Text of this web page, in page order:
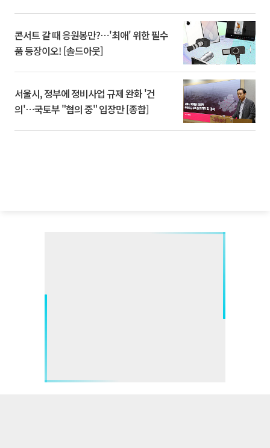
콘서트 갈 때 응원봉만?⋯'최애' 위한 필수
품 등장이오! [솔드아웃]
서울시, 정부에 정비사업 규제 완화 '건
의'⋯국토부 "협의 중" 입장만 [종합]